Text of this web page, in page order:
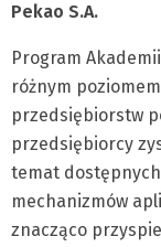
Pekao S.A.
Program
różnym
przedsiębiorstw
przedsiębiorcy
temat
mechanizmów
znacząco